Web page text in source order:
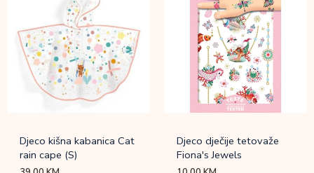
Djeco kišna kabanica Cat
rain cape (S)
Djeco dječije tetovaže
Fiona's Jewels